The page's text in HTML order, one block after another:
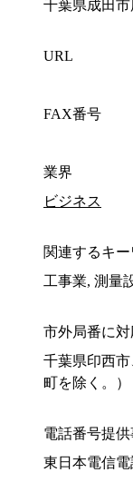
千葉県成田市
URL
FAX番号
業界
ビジネス
関連するキー
工事業, 測量
市外局番に
千葉県印西
町を除く。）
電話番号提
東日本電信